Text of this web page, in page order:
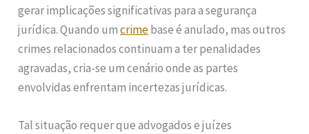
gerar implicações significativas para a segurança
jurídica. Quando umcrimebase é anulado, mas outros
crimes relacionados continuam a ter penalidades
agravadas, cria-se um cenário onde as partes
envolvidas enfrentam incertezas jurídicas.
Tal situação requer que advogados e juízes